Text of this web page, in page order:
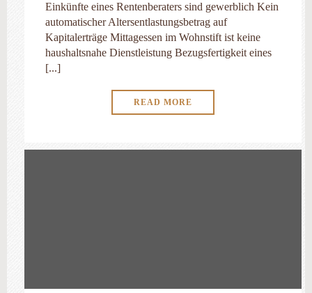
Einkünfte eines Rentenberaters sind gewerblich Kein
automatischer Altersentlastungsbetrag auf
Kapitalerträge Mittagessen im Wohnstift ist keine
haushaltsnahe Dienstleistung Bezugsfertigkeit eines
[...]
READ MORE